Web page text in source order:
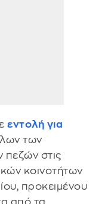
εντολή για
των
πεζών στις
κοινοτήτων
προκειμένου